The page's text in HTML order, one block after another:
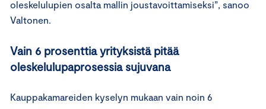
oleskelulupien osalta mallin joustavoittamiseksi”, sanoo
Valtonen.
Vain 6 prosenttia yrityksistä pitää
oleskelulupaprosessia sujuvana
Kauppakamareiden kyselyn mukaan vain noin 6